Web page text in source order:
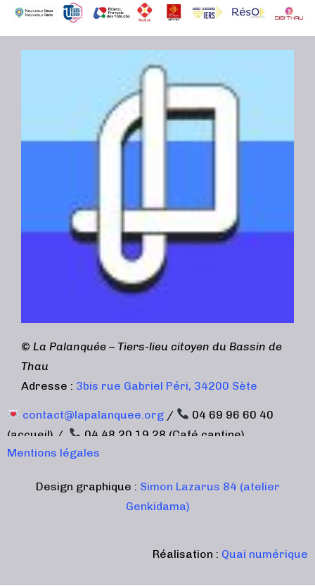
© La Palanquée – Tiers-lieu citoyen du Bassin de
Thau
Adresse : 3bis rue Gabriel Péri, 34200 Sète
contact@lapalanquee.org /
04 69 96 60 40
(accueil) /
04 48 20 19 28 (Café cantine)
Mentions légales
Design graphique : Simon Lazarus 84 (atelier
Genkidama)
Réalisation : Quai numérique